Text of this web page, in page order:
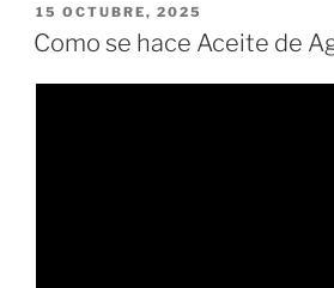
PUBLICADO
EL
15 OCTUBRE, 2025
Como se hace Aceite de